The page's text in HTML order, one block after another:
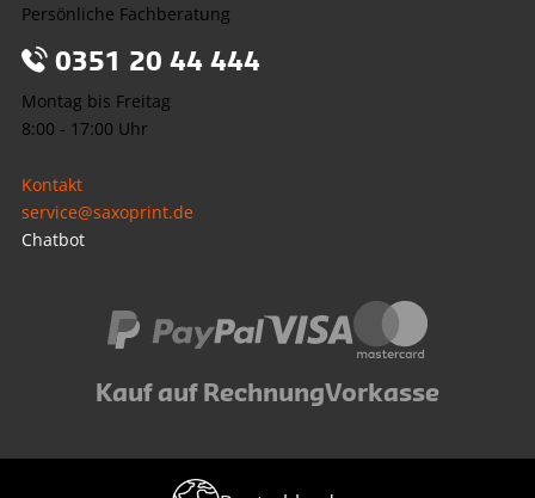
Persönliche Fachberatung
0351 20 44 444
Montag bis Freitag
8:00 - 17:00 Uhr
Kontakt
service@saxoprint.de
Chatbot
Kauf auf RechnungVorkasse